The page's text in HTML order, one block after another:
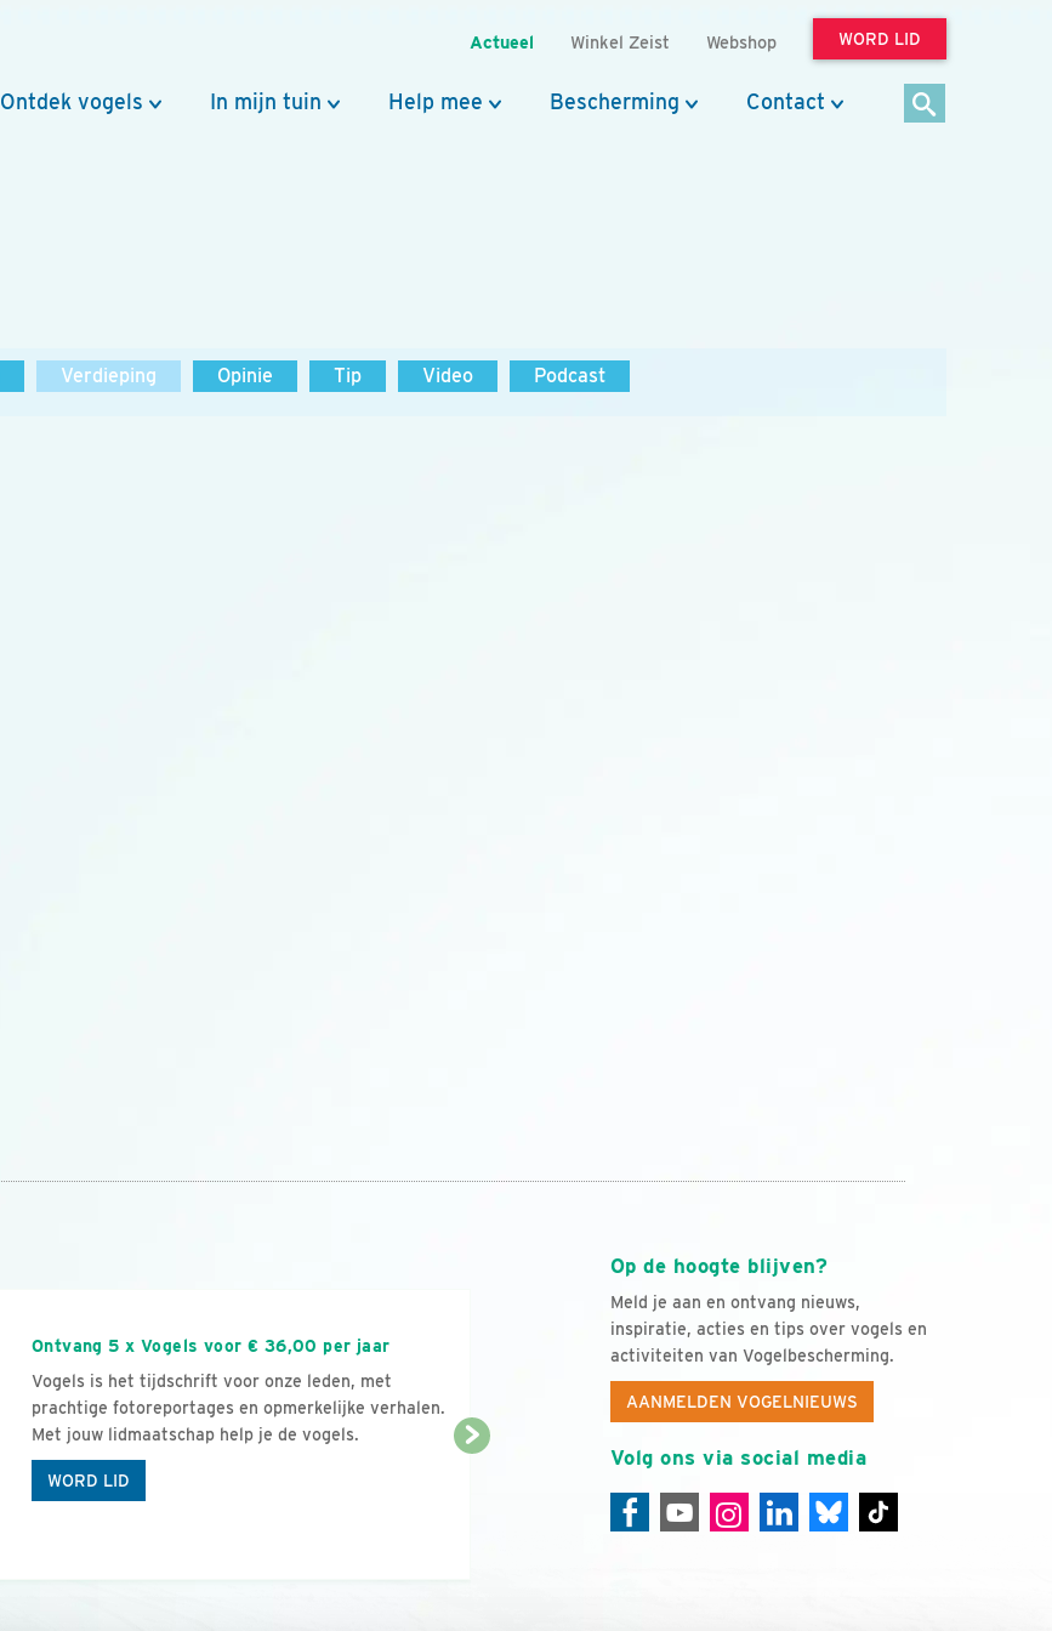
Actueel Winkel Zeist Webshop WORD LID
Ontdek vogels In mijn tuin Help mee Bescherming Contact
Verdieping Opinie Tip Video Podcast
Op de hoogte blijven?
Meld je aan en ontvang nieuws,
inspiratie, acties en tips over vogels en
activiteiten van Vogelbescherming.
AANMELDEN VOGELNIEUWS
Volg ons via social media
Ontvang 5 x Vogels voor € 36,00 per jaar
Vogels is het tijdschrift voor onze leden, met
prachtige fotoreportages en opmerkelijke verhalen.
Met jouw lidmaatschap help je de vogels.
WORD LID